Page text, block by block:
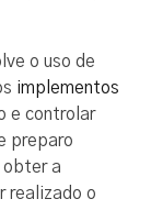
o uso de
implementos
e controlar
preparo
obter a
realizado o